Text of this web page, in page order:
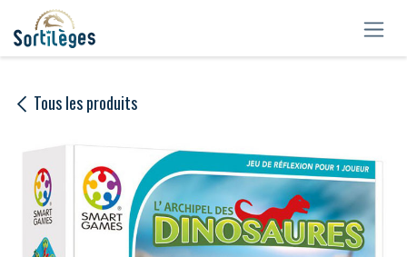
Se rendre au contenu
Tous les produits